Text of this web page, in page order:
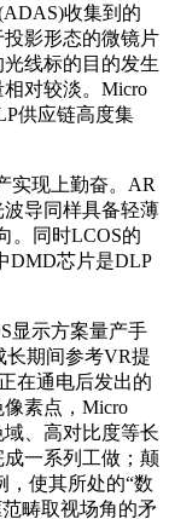
收集到的
影形态的微镜片
线标的目的发生
对较淡。Micro
供应链高度集
现上勤奋。AR
导同样具备轻薄
。同时LCOS的
DMD芯片是DLP
示方案量产手
长期间参考VR提
在通电后发出的
素点，Micro
、高对比度等长
一系列工做；颠
，使其所处的“数
畴取视场角的矛